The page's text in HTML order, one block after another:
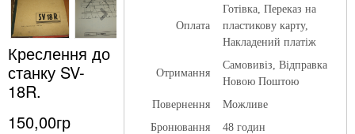
Креслення до
станку SV-
18R.
150,00гр
Оплата
Готівка, Переказ на
пластикову карту,
Накладений платіж
Отримання
Самовивіз, Відправка
Новою Поштою
Повернення
Можливе
Бронювання
48 годин